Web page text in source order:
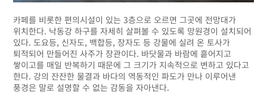
카페를 비롯한 편의시설이 있는 3층으로 오르면 그곳에 전망대가
위치한다. 낙동강 하구를 자세히 살펴볼 수 있도록 망원경이 설치되어
있다. 도요등, 신자도, 백합등, 장자도 등 강물에 실려 온 토사가
퇴적되어 만들어진 사주가 장관이다. 바닷물과 바람에 흩어지고
쌓이고를 매일 반복하기 때문에 그 크기가 지속적으로 변하고 있다고
한다. 강의 잔잔한 물결과 바다의 역동적인 파도가 만나 이루어낸
풍경은 말로 설명할 수 없는 감동을 자아낸다.